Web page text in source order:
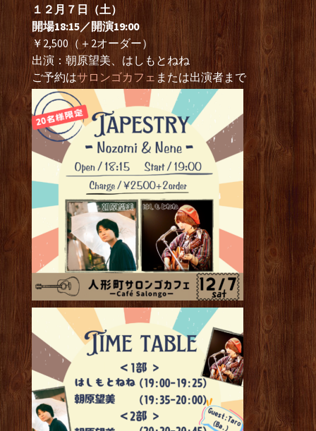
１２月７日（土）
開場18:15／開演19:00
￥2,500（＋2オーダー）
出演：朝原望美、はしもとねね
ご予約はサロンゴカフェまたは出演者まで